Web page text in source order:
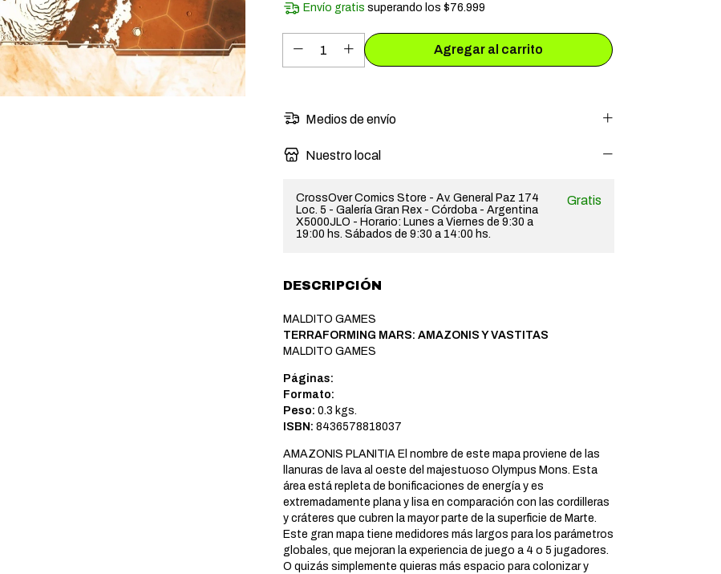
Envío gratis superando los$76.999
Medios de envío
Nuestro local
CrossOver Comics Store - Av. General Paz 174
Loc. 5 - Galería Gran Rex - Córdoba - Argentina
X5000JLO - Horario: Lunes a Viernes de 9:30 a
19:00 hs. Sábados de 9:30 a 14:00 hs.
Gratis
DESCRIPCIÓN
MALDITO GAMES
TERRAFORMING MARS: AMAZONIS Y VASTITAS
MALDITO GAMES
Páginas:
Formato:
Peso: 0.3 kgs.
ISBN: 8436578818037
AMAZONIS PLANITIA El nombre de este mapa proviene de las
llanuras de lava al oeste del majestuoso Olympus Mons. Esta
área está repleta de bonificaciones de energía y es
extremadamente plana y lisa en comparación con las cordilleras
y cráteres que cubren la mayor parte de la superficie de Marte.
Este gran mapa tiene medidores más largos para los parámetros
globales, que mejoran la experiencia de juego a 4 o 5 jugadores.
O quizás simplemente quieras más espacio para colonizar y